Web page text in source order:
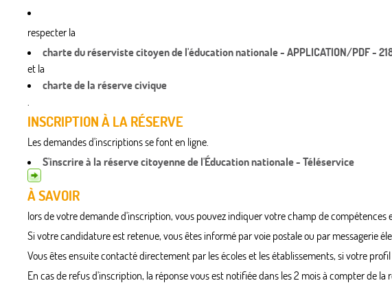
respecter la
charte du réserviste citoyen de l'éducation nationale - APPLICATION/PDF -
et la
charte de la réserve civique
.
INSCRIPTION À LA RÉSERVE
Les demandes d'inscriptions se font en ligne.
S'inscrire à la réserve citoyenne de l'Éducation nationale - Téléservice
À SAVOIR
lors de votre demande d'inscription, vous pouvez indiquer votre champ de
Si votre candidature est retenue, vous êtes informé par voie postale ou par messagerie
Vous êtes ensuite contacté directement par les écoles et les établissements, si votre
En cas de refus d'inscription, la réponse vous est notifiée dans les 2 mois à compter de la